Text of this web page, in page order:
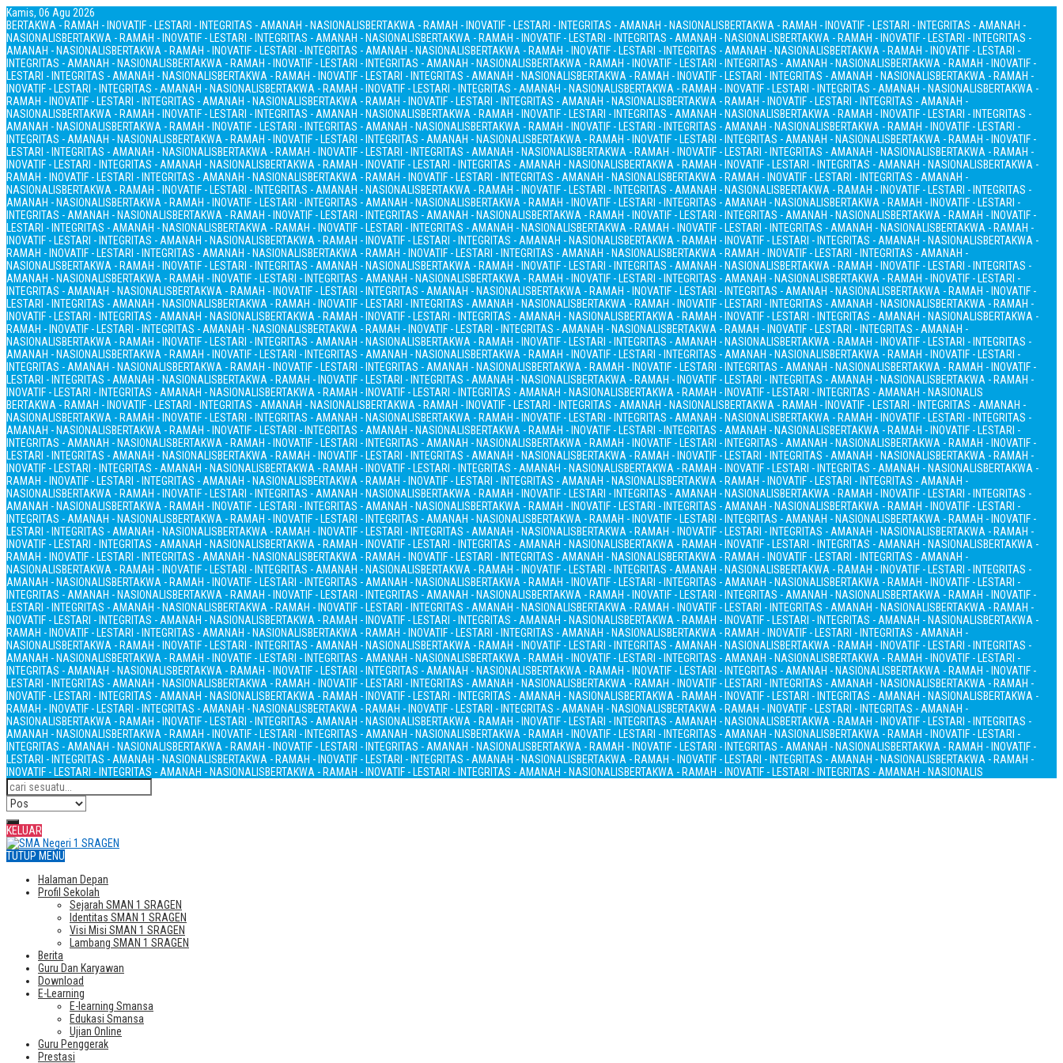
Kamis, 06 Agu 2026
BERTAKWA - RAMAH - INOVATIF - LESTARI - INTEGRITAS - AMANAH - NASIONALISBERTAKWA - RAMAH - INOVATIF - LESTARI - INTEGRITAS - AMANAH - NASIONALISBERTAKWA - RAMAH - INOVATIF - LESTARI - INTEGRITAS - AMANAH -
NASIONALISBERTAKWA - RAMAH - INOVATIF - LESTARI - INTEGRITAS - AMANAH - NASIONALISBERTAKWA - RAMAH - INOVATIF - LESTARI - INTEGRITAS - AMANAH - NASIONALISBERTAKWA - RAMAH - INOVATIF - LESTARI - INTEGRITAS -
AMANAH - NASIONALISBERTAKWA - RAMAH - INOVATIF - LESTARI - INTEGRITAS - AMANAH - NASIONALISBERTAKWA - RAMAH - INOVATIF - LESTARI - INTEGRITAS - AMANAH - NASIONALISBERTAKWA - RAMAH - INOVATIF - LESTARI -
INTEGRITAS - AMANAH - NASIONALISBERTAKWA - RAMAH - INOVATIF - LESTARI - INTEGRITAS - AMANAH - NASIONALISBERTAKWA - RAMAH - INOVATIF - LESTARI - INTEGRITAS - AMANAH - NASIONALISBERTAKWA - RAMAH - INOVATIF -
LESTARI - INTEGRITAS - AMANAH - NASIONALISBERTAKWA - RAMAH - INOVATIF - LESTARI - INTEGRITAS - AMANAH - NASIONALISBERTAKWA - RAMAH - INOVATIF - LESTARI - INTEGRITAS - AMANAH - NASIONALISBERTAKWA - RAMAH -
INOVATIF - LESTARI - INTEGRITAS - AMANAH - NASIONALISBERTAKWA - RAMAH - INOVATIF - LESTARI - INTEGRITAS - AMANAH - NASIONALISBERTAKWA - RAMAH - INOVATIF - LESTARI - INTEGRITAS - AMANAH - NASIONALISBERTAKWA -
RAMAH - INOVATIF - LESTARI - INTEGRITAS - AMANAH - NASIONALISBERTAKWA - RAMAH - INOVATIF - LESTARI - INTEGRITAS - AMANAH - NASIONALISBERTAKWA - RAMAH - INOVATIF - LESTARI - INTEGRITAS - AMANAH -
NASIONALISBERTAKWA - RAMAH - INOVATIF - LESTARI - INTEGRITAS - AMANAH - NASIONALISBERTAKWA - RAMAH - INOVATIF - LESTARI - INTEGRITAS - AMANAH - NASIONALISBERTAKWA - RAMAH - INOVATIF - LESTARI - INTEGRITAS -
AMANAH - NASIONALISBERTAKWA - RAMAH - INOVATIF - LESTARI - INTEGRITAS - AMANAH - NASIONALISBERTAKWA - RAMAH - INOVATIF - LESTARI - INTEGRITAS - AMANAH - NASIONALISBERTAKWA - RAMAH - INOVATIF - LESTARI -
INTEGRITAS - AMANAH - NASIONALISBERTAKWA - RAMAH - INOVATIF - LESTARI - INTEGRITAS - AMANAH - NASIONALISBERTAKWA - RAMAH - INOVATIF - LESTARI - INTEGRITAS - AMANAH - NASIONALISBERTAKWA - RAMAH - INOVATIF -
LESTARI - INTEGRITAS - AMANAH - NASIONALISBERTAKWA - RAMAH - INOVATIF - LESTARI - INTEGRITAS - AMANAH - NASIONALISBERTAKWA - RAMAH - INOVATIF - LESTARI - INTEGRITAS - AMANAH - NASIONALISBERTAKWA - RAMAH -
INOVATIF - LESTARI - INTEGRITAS - AMANAH - NASIONALISBERTAKWA - RAMAH - INOVATIF - LESTARI - INTEGRITAS - AMANAH - NASIONALISBERTAKWA - RAMAH - INOVATIF - LESTARI - INTEGRITAS - AMANAH - NASIONALISBERTAKWA -
RAMAH - INOVATIF - LESTARI - INTEGRITAS - AMANAH - NASIONALISBERTAKWA - RAMAH - INOVATIF - LESTARI - INTEGRITAS - AMANAH - NASIONALISBERTAKWA - RAMAH - INOVATIF - LESTARI - INTEGRITAS - AMANAH -
NASIONALISBERTAKWA - RAMAH - INOVATIF - LESTARI - INTEGRITAS - AMANAH - NASIONALISBERTAKWA - RAMAH - INOVATIF - LESTARI - INTEGRITAS - AMANAH - NASIONALISBERTAKWA - RAMAH - INOVATIF - LESTARI - INTEGRITAS -
AMANAH - NASIONALISBERTAKWA - RAMAH - INOVATIF - LESTARI - INTEGRITAS - AMANAH - NASIONALISBERTAKWA - RAMAH - INOVATIF - LESTARI - INTEGRITAS - AMANAH - NASIONALISBERTAKWA - RAMAH - INOVATIF - LESTARI -
INTEGRITAS - AMANAH - NASIONALISBERTAKWA - RAMAH - INOVATIF - LESTARI - INTEGRITAS - AMANAH - NASIONALISBERTAKWA - RAMAH - INOVATIF - LESTARI - INTEGRITAS - AMANAH - NASIONALISBERTAKWA - RAMAH - INOVATIF -
LESTARI - INTEGRITAS - AMANAH - NASIONALISBERTAKWA - RAMAH - INOVATIF - LESTARI - INTEGRITAS - AMANAH - NASIONALISBERTAKWA - RAMAH - INOVATIF - LESTARI - INTEGRITAS - AMANAH - NASIONALISBERTAKWA - RAMAH -
INOVATIF - LESTARI - INTEGRITAS - AMANAH - NASIONALISBERTAKWA - RAMAH - INOVATIF - LESTARI - INTEGRITAS - AMANAH - NASIONALISBERTAKWA - RAMAH - INOVATIF - LESTARI - INTEGRITAS - AMANAH - NASIONALISBERTAKWA -
RAMAH - INOVATIF - LESTARI - INTEGRITAS - AMANAH - NASIONALISBERTAKWA - RAMAH - INOVATIF - LESTARI - INTEGRITAS - AMANAH - NASIONALISBERTAKWA - RAMAH - INOVATIF - LESTARI - INTEGRITAS - AMANAH -
NASIONALISBERTAKWA - RAMAH - INOVATIF - LESTARI - INTEGRITAS - AMANAH - NASIONALISBERTAKWA - RAMAH - INOVATIF - LESTARI - INTEGRITAS - AMANAH - NASIONALISBERTAKWA - RAMAH - INOVATIF - LESTARI - INTEGRITAS -
AMANAH - NASIONALISBERTAKWA - RAMAH - INOVATIF - LESTARI - INTEGRITAS - AMANAH - NASIONALISBERTAKWA - RAMAH - INOVATIF - LESTARI - INTEGRITAS - AMANAH - NASIONALISBERTAKWA - RAMAH - INOVATIF - LESTARI -
INTEGRITAS - AMANAH - NASIONALISBERTAKWA - RAMAH - INOVATIF - LESTARI - INTEGRITAS - AMANAH - NASIONALISBERTAKWA - RAMAH - INOVATIF - LESTARI - INTEGRITAS - AMANAH - NASIONALISBERTAKWA - RAMAH - INOVATIF -
LESTARI - INTEGRITAS - AMANAH - NASIONALISBERTAKWA - RAMAH - INOVATIF - LESTARI - INTEGRITAS - AMANAH - NASIONALISBERTAKWA - RAMAH - INOVATIF - LESTARI - INTEGRITAS - AMANAH - NASIONALISBERTAKWA - RAMAH -
INOVATIF - LESTARI - INTEGRITAS - AMANAH - NASIONALISBERTAKWA - RAMAH - INOVATIF - LESTARI - INTEGRITAS - AMANAH - NASIONALISBERTAKWA - RAMAH - INOVATIF - LESTARI - INTEGRITAS - AMANAH - NASIONALISBERTAKWA -
RAMAH - INOVATIF - LESTARI - INTEGRITAS - AMANAH - NASIONALISBERTAKWA - RAMAH - INOVATIF - LESTARI - INTEGRITAS - AMANAH - NASIONALISBERTAKWA - RAMAH - INOVATIF - LESTARI - INTEGRITAS - AMANAH -
NASIONALISBERTAKWA - RAMAH - INOVATIF - LESTARI - INTEGRITAS - AMANAH - NASIONALISBERTAKWA - RAMAH - INOVATIF - LESTARI - INTEGRITAS - AMANAH - NASIONALISBERTAKWA - RAMAH - INOVATIF - LESTARI - INTEGRITAS -
AMANAH - NASIONALISBERTAKWA - RAMAH - INOVATIF - LESTARI - INTEGRITAS - AMANAH - NASIONALISBERTAKWA - RAMAH - INOVATIF - LESTARI - INTEGRITAS - AMANAH - NASIONALISBERTAKWA - RAMAH - INOVATIF - LESTARI -
INTEGRITAS - AMANAH - NASIONALISBERTAKWA - RAMAH - INOVATIF - LESTARI - INTEGRITAS - AMANAH - NASIONALISBERTAKWA - RAMAH - INOVATIF - LESTARI - INTEGRITAS - AMANAH - NASIONALISBERTAKWA - RAMAH - INOVATIF -
LESTARI - INTEGRITAS - AMANAH - NASIONALISBERTAKWA - RAMAH - INOVATIF - LESTARI - INTEGRITAS - AMANAH - NASIONALISBERTAKWA - RAMAH - INOVATIF - LESTARI - INTEGRITAS - AMANAH - NASIONALISBERTAKWA - RAMAH -
INOVATIF - LESTARI - INTEGRITAS - AMANAH - NASIONALISBERTAKWA - RAMAH - INOVATIF - LESTARI - INTEGRITAS - AMANAH - NASIONALISBERTAKWA - RAMAH - INOVATIF - LESTARI - INTEGRITAS - AMANAH - NASIONALIS
BERTAKWA - RAMAH - INOVATIF - LESTARI - INTEGRITAS - AMANAH - NASIONALISBERTAKWA - RAMAH - INOVATIF - LESTARI - INTEGRITAS - AMANAH - NASIONALISBERTAKWA - RAMAH - INOVATIF - LESTARI - INTEGRITAS - AMANAH -
NASIONALISBERTAKWA - RAMAH - INOVATIF - LESTARI - INTEGRITAS - AMANAH - NASIONALISBERTAKWA - RAMAH - INOVATIF - LESTARI - INTEGRITAS - AMANAH - NASIONALISBERTAKWA - RAMAH - INOVATIF - LESTARI - INTEGRITAS -
AMANAH - NASIONALISBERTAKWA - RAMAH - INOVATIF - LESTARI - INTEGRITAS - AMANAH - NASIONALISBERTAKWA - RAMAH - INOVATIF - LESTARI - INTEGRITAS - AMANAH - NASIONALISBERTAKWA - RAMAH - INOVATIF - LESTARI -
INTEGRITAS - AMANAH - NASIONALISBERTAKWA - RAMAH - INOVATIF - LESTARI - INTEGRITAS - AMANAH - NASIONALISBERTAKWA - RAMAH - INOVATIF - LESTARI - INTEGRITAS - AMANAH - NASIONALISBERTAKWA - RAMAH - INOVATIF -
LESTARI - INTEGRITAS - AMANAH - NASIONALISBERTAKWA - RAMAH - INOVATIF - LESTARI - INTEGRITAS - AMANAH - NASIONALISBERTAKWA - RAMAH - INOVATIF - LESTARI - INTEGRITAS - AMANAH - NASIONALISBERTAKWA - RAMAH -
INOVATIF - LESTARI - INTEGRITAS - AMANAH - NASIONALISBERTAKWA - RAMAH - INOVATIF - LESTARI - INTEGRITAS - AMANAH - NASIONALISBERTAKWA - RAMAH - INOVATIF - LESTARI - INTEGRITAS - AMANAH - NASIONALISBERTAKWA -
RAMAH - INOVATIF - LESTARI - INTEGRITAS - AMANAH - NASIONALISBERTAKWA - RAMAH - INOVATIF - LESTARI - INTEGRITAS - AMANAH - NASIONALISBERTAKWA - RAMAH - INOVATIF - LESTARI - INTEGRITAS - AMANAH -
NASIONALISBERTAKWA - RAMAH - INOVATIF - LESTARI - INTEGRITAS - AMANAH - NASIONALISBERTAKWA - RAMAH - INOVATIF - LESTARI - INTEGRITAS - AMANAH - NASIONALISBERTAKWA - RAMAH - INOVATIF - LESTARI - INTEGRITAS -
AMANAH - NASIONALISBERTAKWA - RAMAH - INOVATIF - LESTARI - INTEGRITAS - AMANAH - NASIONALISBERTAKWA - RAMAH - INOVATIF - LESTARI - INTEGRITAS - AMANAH - NASIONALISBERTAKWA - RAMAH - INOVATIF - LESTARI -
INTEGRITAS - AMANAH - NASIONALISBERTAKWA - RAMAH - INOVATIF - LESTARI - INTEGRITAS - AMANAH - NASIONALISBERTAKWA - RAMAH - INOVATIF - LESTARI - INTEGRITAS - AMANAH - NASIONALISBERTAKWA - RAMAH - INOVATIF -
LESTARI - INTEGRITAS - AMANAH - NASIONALISBERTAKWA - RAMAH - INOVATIF - LESTARI - INTEGRITAS - AMANAH - NASIONALISBERTAKWA - RAMAH - INOVATIF - LESTARI - INTEGRITAS - AMANAH - NASIONALISBERTAKWA - RAMAH -
INOVATIF - LESTARI - INTEGRITAS - AMANAH - NASIONALISBERTAKWA - RAMAH - INOVATIF - LESTARI - INTEGRITAS - AMANAH - NASIONALISBERTAKWA - RAMAH - INOVATIF - LESTARI - INTEGRITAS - AMANAH - NASIONALISBERTAKWA -
RAMAH - INOVATIF - LESTARI - INTEGRITAS - AMANAH - NASIONALISBERTAKWA - RAMAH - INOVATIF - LESTARI - INTEGRITAS - AMANAH - NASIONALISBERTAKWA - RAMAH - INOVATIF - LESTARI - INTEGRITAS - AMANAH -
NASIONALISBERTAKWA - RAMAH - INOVATIF - LESTARI - INTEGRITAS - AMANAH - NASIONALISBERTAKWA - RAMAH - INOVATIF - LESTARI - INTEGRITAS - AMANAH - NASIONALISBERTAKWA - RAMAH - INOVATIF - LESTARI - INTEGRITAS -
AMANAH - NASIONALISBERTAKWA - RAMAH - INOVATIF - LESTARI - INTEGRITAS - AMANAH - NASIONALISBERTAKWA - RAMAH - INOVATIF - LESTARI - INTEGRITAS - AMANAH - NASIONALISBERTAKWA - RAMAH - INOVATIF - LESTARI -
INTEGRITAS - AMANAH - NASIONALISBERTAKWA - RAMAH - INOVATIF - LESTARI - INTEGRITAS - AMANAH - NASIONALISBERTAKWA - RAMAH - INOVATIF - LESTARI - INTEGRITAS - AMANAH - NASIONALISBERTAKWA - RAMAH - INOVATIF -
LESTARI - INTEGRITAS - AMANAH - NASIONALISBERTAKWA - RAMAH - INOVATIF - LESTARI - INTEGRITAS - AMANAH - NASIONALISBERTAKWA - RAMAH - INOVATIF - LESTARI - INTEGRITAS - AMANAH - NASIONALISBERTAKWA - RAMAH -
INOVATIF - LESTARI - INTEGRITAS - AMANAH - NASIONALISBERTAKWA - RAMAH - INOVATIF - LESTARI - INTEGRITAS - AMANAH - NASIONALISBERTAKWA - RAMAH - INOVATIF - LESTARI - INTEGRITAS - AMANAH - NASIONALISBERTAKWA -
RAMAH - INOVATIF - LESTARI - INTEGRITAS - AMANAH - NASIONALISBERTAKWA - RAMAH - INOVATIF - LESTARI - INTEGRITAS - AMANAH - NASIONALISBERTAKWA - RAMAH - INOVATIF - LESTARI - INTEGRITAS - AMANAH -
NASIONALISBERTAKWA - RAMAH - INOVATIF - LESTARI - INTEGRITAS - AMANAH - NASIONALISBERTAKWA - RAMAH - INOVATIF - LESTARI - INTEGRITAS - AMANAH - NASIONALISBERTAKWA - RAMAH - INOVATIF - LESTARI - INTEGRITAS -
AMANAH - NASIONALISBERTAKWA - RAMAH - INOVATIF - LESTARI - INTEGRITAS - AMANAH - NASIONALISBERTAKWA - RAMAH - INOVATIF - LESTARI - INTEGRITAS - AMANAH - NASIONALISBERTAKWA - RAMAH - INOVATIF - LESTARI -
INTEGRITAS - AMANAH - NASIONALISBERTAKWA - RAMAH - INOVATIF - LESTARI - INTEGRITAS - AMANAH - NASIONALISBERTAKWA - RAMAH - INOVATIF - LESTARI - INTEGRITAS - AMANAH - NASIONALISBERTAKWA - RAMAH - INOVATIF -
LESTARI - INTEGRITAS - AMANAH - NASIONALISBERTAKWA - RAMAH - INOVATIF - LESTARI - INTEGRITAS - AMANAH - NASIONALISBERTAKWA - RAMAH - INOVATIF - LESTARI - INTEGRITAS - AMANAH - NASIONALISBERTAKWA - RAMAH -
INOVATIF - LESTARI - INTEGRITAS - AMANAH - NASIONALISBERTAKWA - RAMAH - INOVATIF - LESTARI - INTEGRITAS - AMANAH - NASIONALISBERTAKWA - RAMAH - INOVATIF - LESTARI - INTEGRITAS - AMANAH - NASIONALISBERTAKWA -
RAMAH - INOVATIF - LESTARI - INTEGRITAS - AMANAH - NASIONALISBERTAKWA - RAMAH - INOVATIF - LESTARI - INTEGRITAS - AMANAH - NASIONALISBERTAKWA - RAMAH - INOVATIF - LESTARI - INTEGRITAS - AMANAH -
NASIONALISBERTAKWA - RAMAH - INOVATIF - LESTARI - INTEGRITAS - AMANAH - NASIONALISBERTAKWA - RAMAH - INOVATIF - LESTARI - INTEGRITAS - AMANAH - NASIONALISBERTAKWA - RAMAH - INOVATIF - LESTARI - INTEGRITAS -
AMANAH - NASIONALISBERTAKWA - RAMAH - INOVATIF - LESTARI - INTEGRITAS - AMANAH - NASIONALISBERTAKWA - RAMAH - INOVATIF - LESTARI - INTEGRITAS - AMANAH - NASIONALISBERTAKWA - RAMAH - INOVATIF - LESTARI -
INTEGRITAS - AMANAH - NASIONALISBERTAKWA - RAMAH - INOVATIF - LESTARI - INTEGRITAS - AMANAH - NASIONALISBERTAKWA - RAMAH - INOVATIF - LESTARI - INTEGRITAS - AMANAH - NASIONALISBERTAKWA - RAMAH - INOVATIF -
LESTARI - INTEGRITAS - AMANAH - NASIONALISBERTAKWA - RAMAH - INOVATIF - LESTARI - INTEGRITAS - AMANAH - NASIONALISBERTAKWA - RAMAH - INOVATIF - LESTARI - INTEGRITAS - AMANAH - NASIONALISBERTAKWA - RAMAH -
INOVATIF - LESTARI - INTEGRITAS - AMANAH - NASIONALISBERTAKWA - RAMAH - INOVATIF - LESTARI - INTEGRITAS - AMANAH - NASIONALISBERTAKWA - RAMAH - INOVATIF - LESTARI - INTEGRITAS - AMANAH - NASIONALIS
KELUAR
TUTUP MENU
Halaman Depan
Profil Sekolah
Sejarah SMAN 1 SRAGEN
Identitas SMAN 1 SRAGEN
Visi Misi SMAN 1 SRAGEN
Lambang SMAN 1 SRAGEN
Berita
Guru Dan Karyawan
Download
E-Learning
E-learning Smansa
Edukasi Smansa
Ujian Online
Guru Penggerak
Prestasi